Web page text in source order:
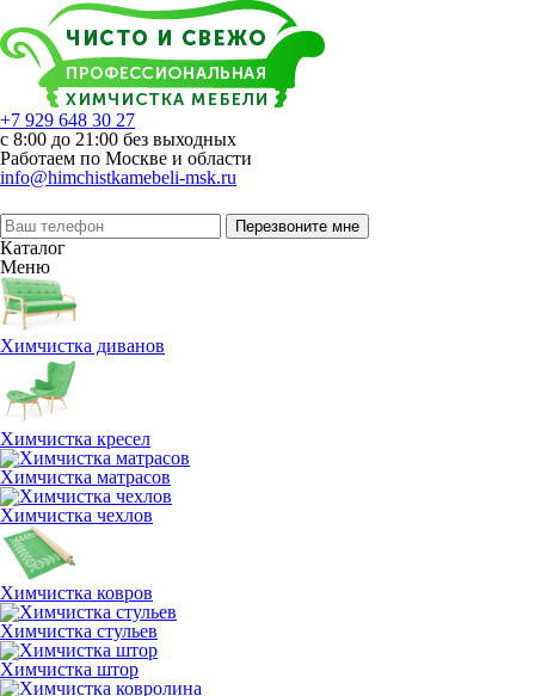
+7 929 648 30 27
с 8:00 до 21:00 без выходных
Работаем по Москве и области
info@himchistkamebeli-msk.ru
Перезвоните мне
Каталог
Меню
Химчистка диванов
Химчистка кресел
Химчистка матрасов
Химчистка чехлов
Химчистка ковров
Химчистка стульев
Химчистка штор